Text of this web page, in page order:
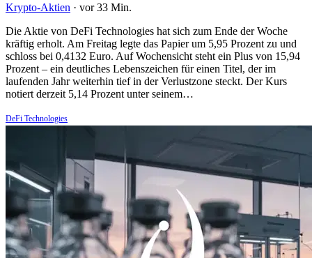
Krypto-Aktien · vor 33 Min.
Die Aktie von DeFi Technologies hat sich zum Ende der Woche
kräftig erholt. Am Freitag legte das Papier um 5,95 Prozent zu und
schloss bei 0,4132 Euro. Auf Wochensicht steht ein Plus von 15,94
Prozent – ein deutliches Lebenszeichen für einen Titel, der im
laufenden Jahr weiterhin tief in der Verlustzone steckt. Der Kurs
notiert derzeit 5,14 Prozent unter seinem…
DeFi Technologies